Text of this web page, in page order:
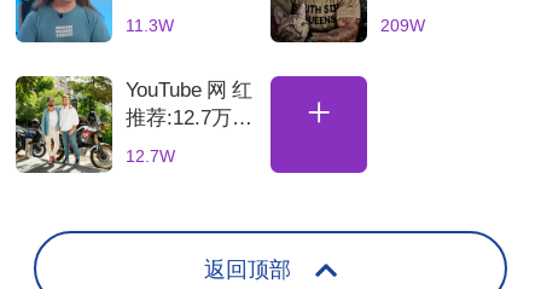
打印机深度测
11.3W
技网红高互动
209W
YouTube网红
推荐:12.7万粉
丝土耳其骑行
牌合
12.7W
+
返回顶部